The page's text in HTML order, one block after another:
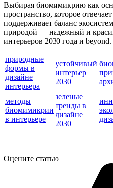
Выбирая биомимикрию как
пространство, которое
поддерживает баланс
природой — надежный и
интерьеров 2030 года и beyond.
природные
формы в
дизайне
интерьера
устойчивый
интерьер
2030
методы
биомимикрии
в интерьере
зеленые
тренды в
дизайне
2030
Оцените статью